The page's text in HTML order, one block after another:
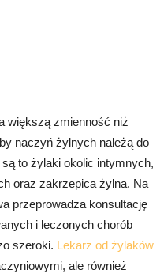
większą zmienność niż
naczyń żylnych należą do
to żylaki okolic intymnych,
oraz zakrzepica żylna. Na
przeprowadza konsultację
i leczonych chorób
szeroki. Lekarz od żylaków
ale również